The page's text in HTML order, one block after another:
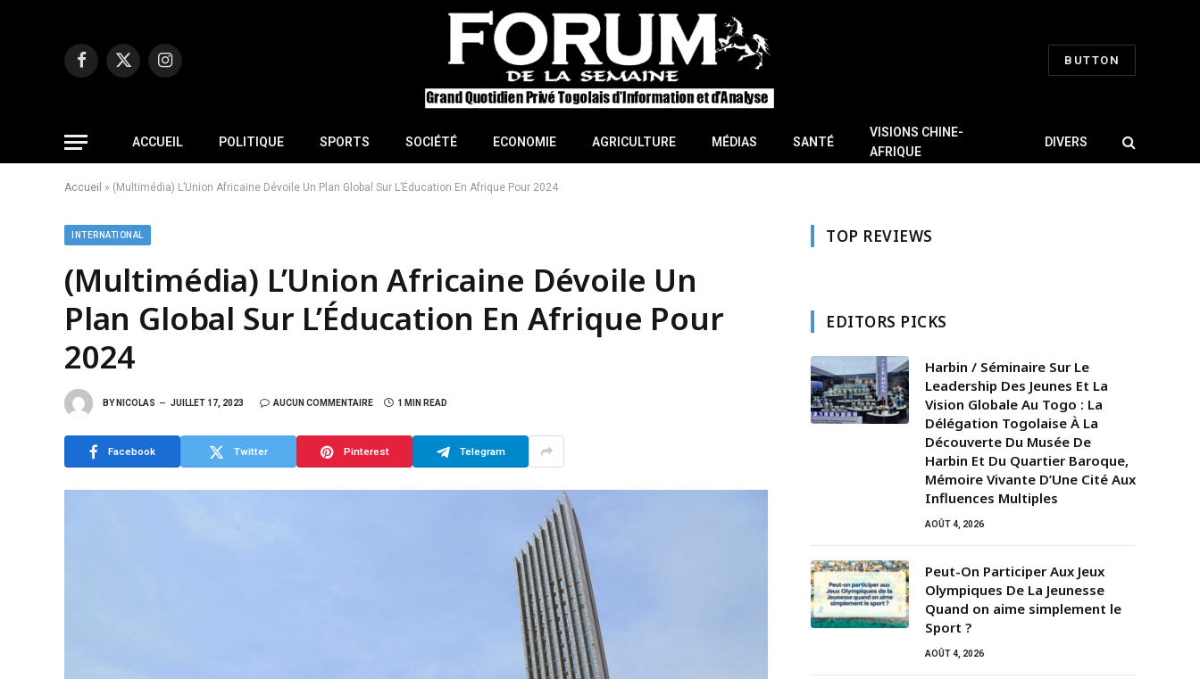
Facebook
X
Instagram
BUTTON
ACCUEIL POLITIQUE SPORTS SOCIÉTÉ ECONOMIE AGRICULTURE MÉDIAS SANTÉ
VISIONS CHINE-
AFRIQUE
DIVERS
Accueil » (Multimédia) L’Union Africaine Dévoile Un Plan Global Sur L’Éducation En Afrique Pour 2024
INTERNATIONAL
(Multimédia) L’Union Africaine Dévoile Un
Plan Global Sur L’Éducation En Afrique Pour
2024
BY NICOLAS JUILLET 17, 2023 AUCUN COMMENTAIRE 1 MIN READ
Facebook Twitter Pinterest Telegram
TOP REVIEWS
EDITORS PICKS
Harbin / Séminaire Sur Le
Leadership Des Jeunes Et La
Vision Globale Au Togo : La
Délégation Togolaise À La
Découverte Du Musée De
Harbin Et Du Quartier Baroque,
Mémoire Vivante D’Une Cité Aux
Influences Multiples
AOÛT 4, 2026
Peut-On Participer Aux Jeux
Olympiques De La Jeunesse
Quand on aime simplement le
Sport ?
AOÛT 4, 2026